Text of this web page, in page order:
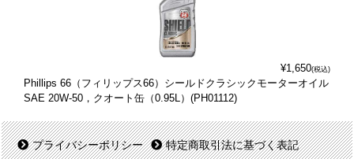
¥1,650(税込)
Phillips 66（フィリップス66）シールドクラシックモーターオイル
SAE 20W-50，クオート缶（0.95L）(PH01112)
プライバシーポリシー 特定商取引法に基づく表記